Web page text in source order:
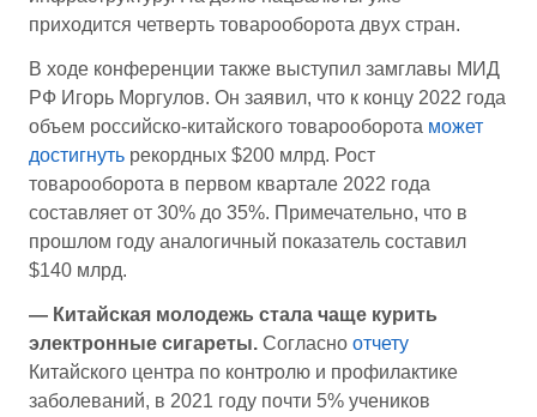
приходится четверть товарооборота двух стран.
В ходе конференции также выступил замглавы МИД
РФ Игорь Моргулов. Он заявил, что к концу 2022 года
объем российско-китайского товарооборота может
достигнуть рекордных $200 млрд. Рост
товарооборота в первом квартале 2022 года
составляет от 30% до 35%. Примечательно, что в
прошлом году аналогичный показатель составил
$140 млрд.
— Китайская молодежь стала чаще курить
электронные сигареты. Согласно отчету
Китайского центра по контролю и профилактике
заболеваний, в 2021 году почти 5% учеников